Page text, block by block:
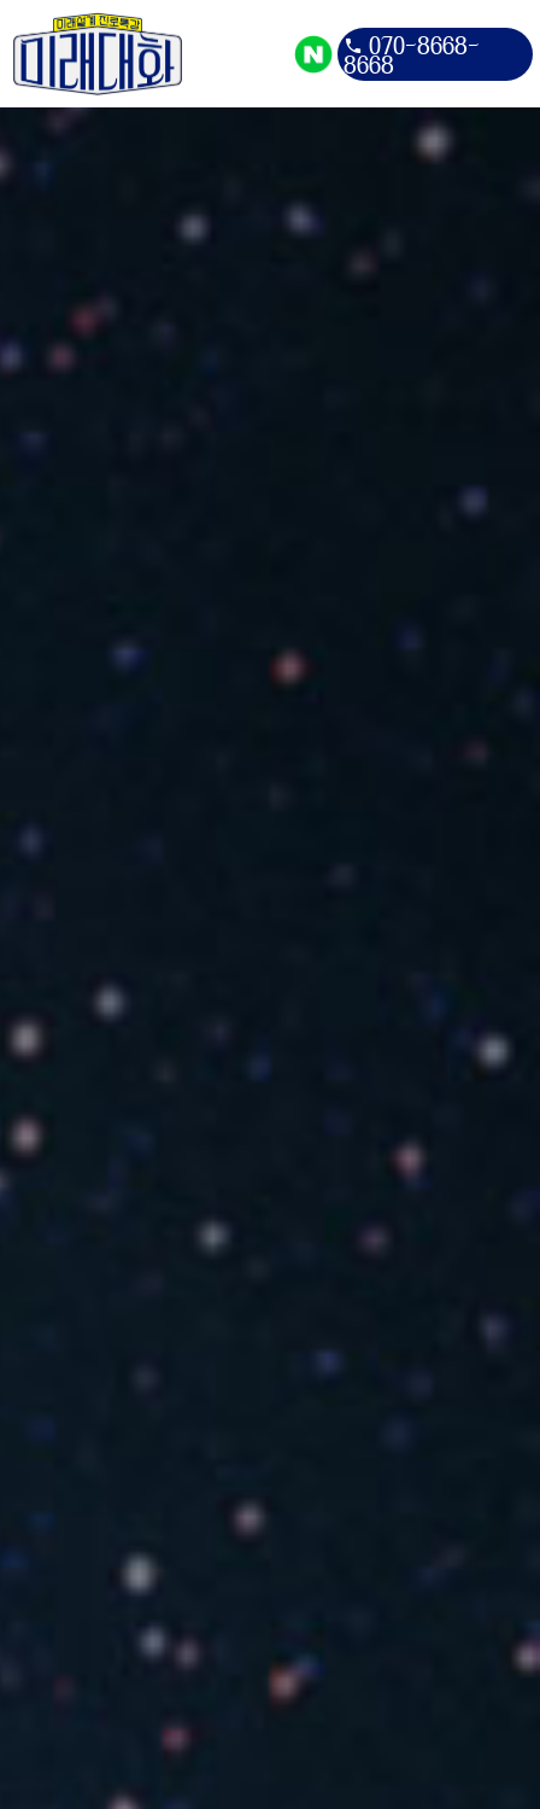
070-8668-
8668